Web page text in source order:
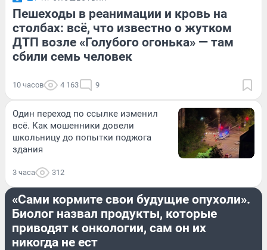
Пешеходы в реанимации и кровь на
столбах: всё, что известно о жутком
ДТП возле «Голубого огонька» — там
сбили семь человек
10 часов 4 163 9
Один переход по ссылке изменил
всё. Как мошенники довели
школьницу до попытки поджога
здания
3 часа 312
ЗДОРОВЬЕ
«Сами кормите свои будущие опухоли».
Биолог назвал продукты, которые
приводят к онкологии, сам он их
никогда не ест